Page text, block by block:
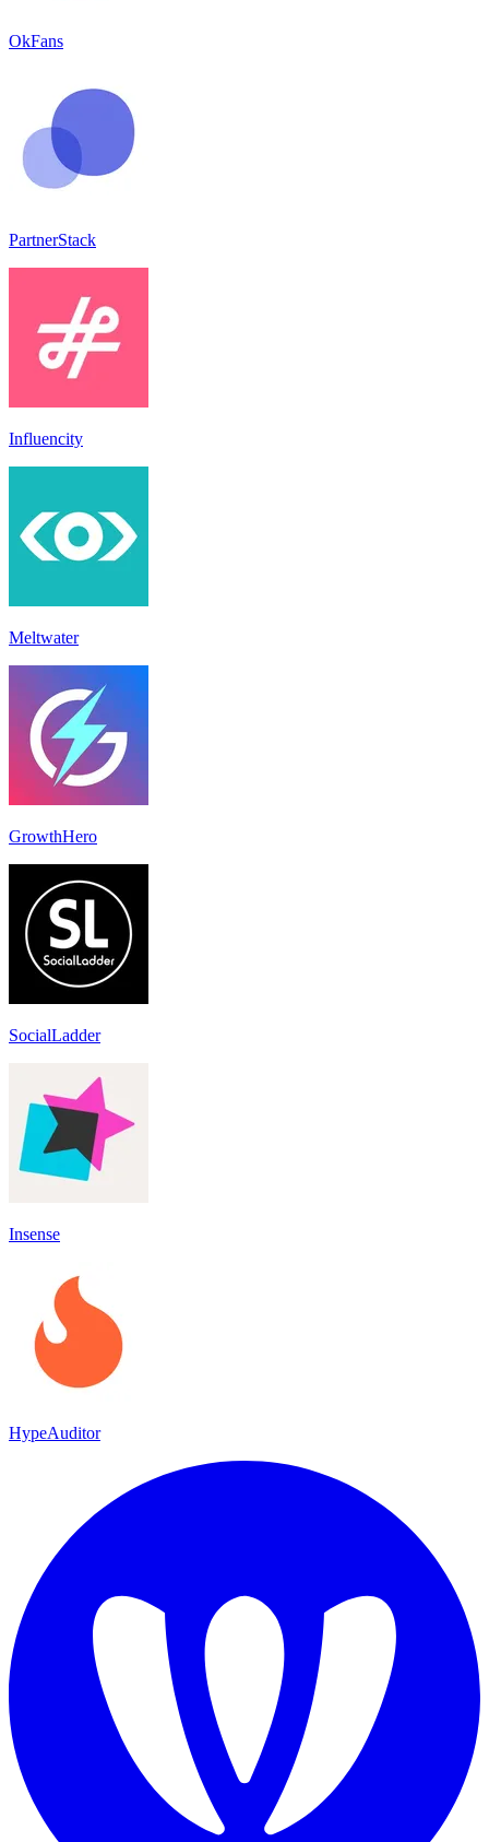
OkFans
PartnerStack
Influencity
Meltwater
GrowthHero
SocialLadder
Insense
HypeAuditor